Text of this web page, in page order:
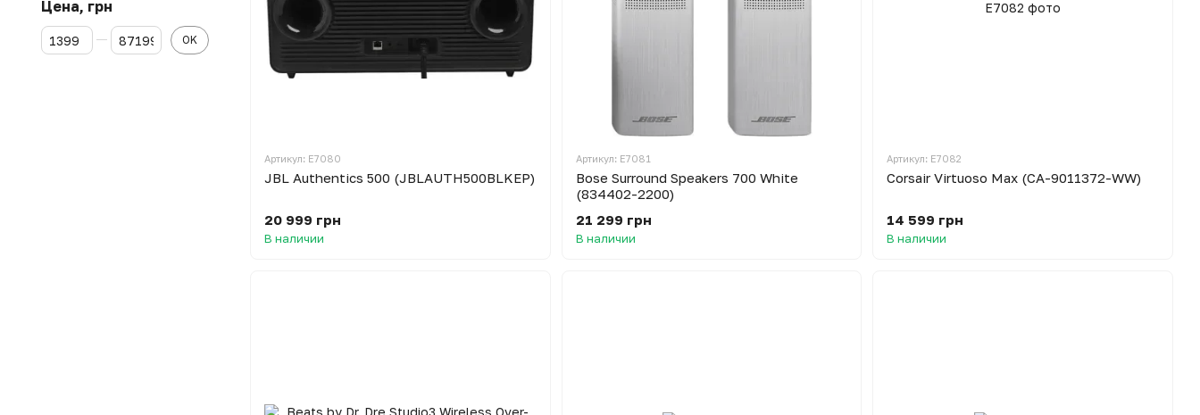
Артикул: E7080
JBL Authentics 500 (JBLAUTH500BLKEP)
20 999 грн
В наличии
Артикул: E7081
Bose Surround Speakers 700 White
(834402-2200)
21 299 грн
В наличии
Артикул: E7082
Corsair Virtuoso Max (CA-9011372-WW)
14 599 грн
В наличии
Цена, грн
От Цена, грн
До Цена, грн OK